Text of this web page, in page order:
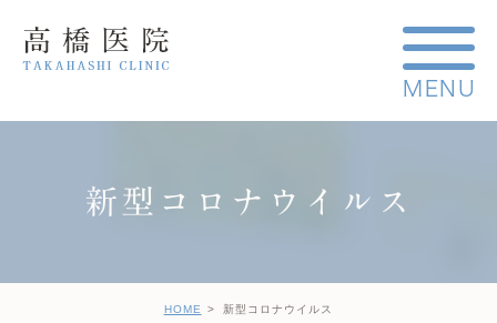
新型コロナウイルス
HOME 新型コロナウイルス